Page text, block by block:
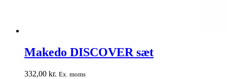
Makedo DISCOVER sæt
332,00 kr. Ex. moms